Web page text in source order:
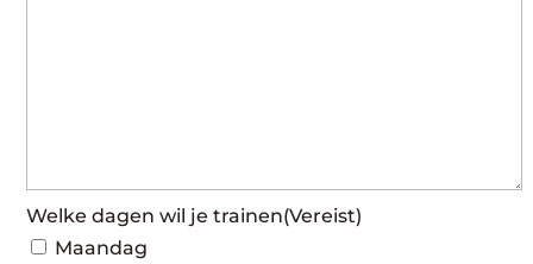
Welke dagen wil je trainen(Vereist)
Maandag